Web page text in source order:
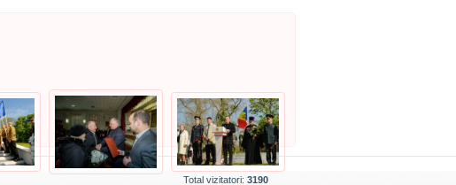
Total vizitatori: 3190